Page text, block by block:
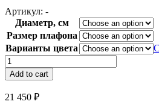
Артикул: -
Диаметр, см
Размер плафона
Варианты цвета
Люстра
Oddements
D80
quantity
Add to cart
21 450 ₽